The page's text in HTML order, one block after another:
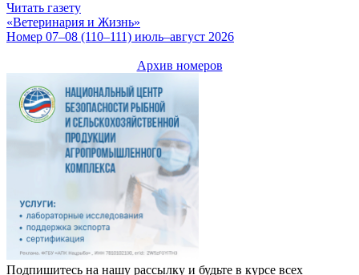
Читать газету
«Ветеринария и Жизнь»
Номер 07–08 (110–111) июль–август 2026
Архив номеров
Подпишитесь на нашу рассылку и будьте в курсе всех